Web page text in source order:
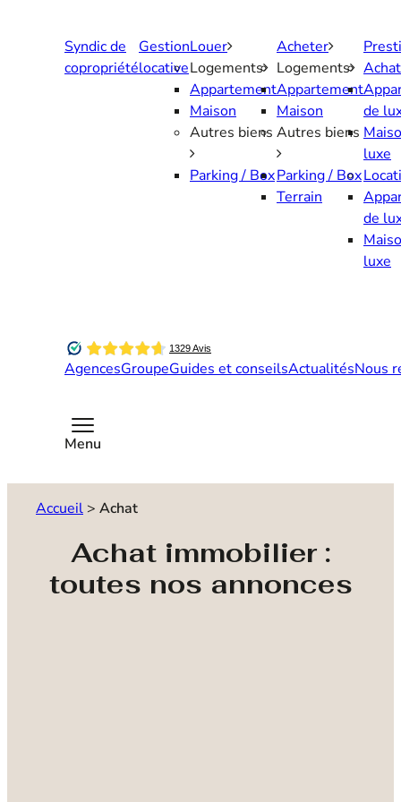
Syndic de
copropriété
Gestion
locative
Louer
Logements
Appartement
Maison
Autres biens
Parking / Box
Acheter
Logements
Appartement
Maison
Autres biens
Parking / Box
Terrain
Achat
de
luxe
de
luxe
AgencesGroupeGuides et conseilsActualitésNous
Menu
Accueil > Achat
Achat immobilier :
toutes nos annonces